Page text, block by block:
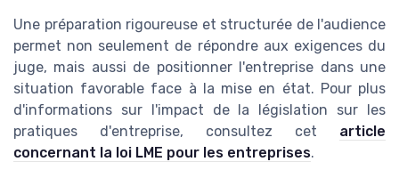
Une préparation rigoureuse et structurée de l'audience
permet non seulement de répondre aux exigences du
juge, mais aussi de positionner l'entreprise dans une
situation favorable face à la mise en état. Pour plus
d'informations sur l'impact de la législation sur les
pratiques d'entreprise, consultez cet article
concernant la loi LME pour les entreprises.